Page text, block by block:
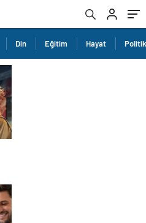
Din Eğitim Hayat